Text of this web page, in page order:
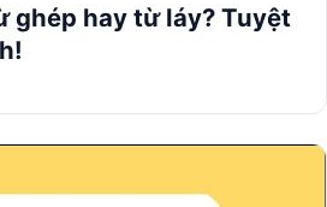
ghép hay từ láy? Tuyệt